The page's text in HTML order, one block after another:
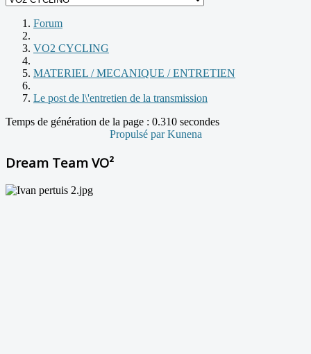
Forum
VO2 CYCLING
MATERIEL / MECANIQUE / ENTRETIEN
Le post de l\'entretien de la transmission
Temps de génération de la page : 0.310 secondes
Propulsé parKunena
Dream Team VO²